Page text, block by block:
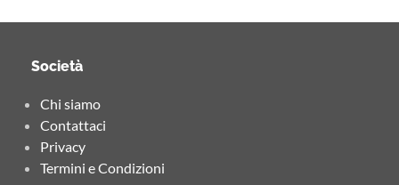
Società
Chi siamo
Contattaci
Privacy
Termini e Condizioni